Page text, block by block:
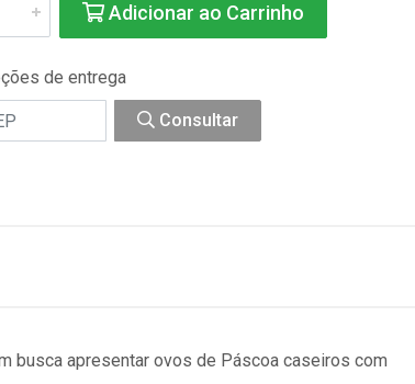
Adicionar ao Carrinho
de entrega
Consultar
busca apresentar ovos de Páscoa caseiros com